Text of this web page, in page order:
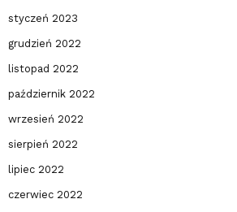
styczeń 2023
grudzień 2022
listopad 2022
październik 2022
wrzesień 2022
sierpień 2022
lipiec 2022
czerwiec 2022